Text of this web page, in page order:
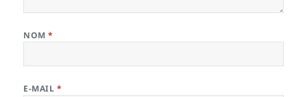
NOM*
E-MAIL *